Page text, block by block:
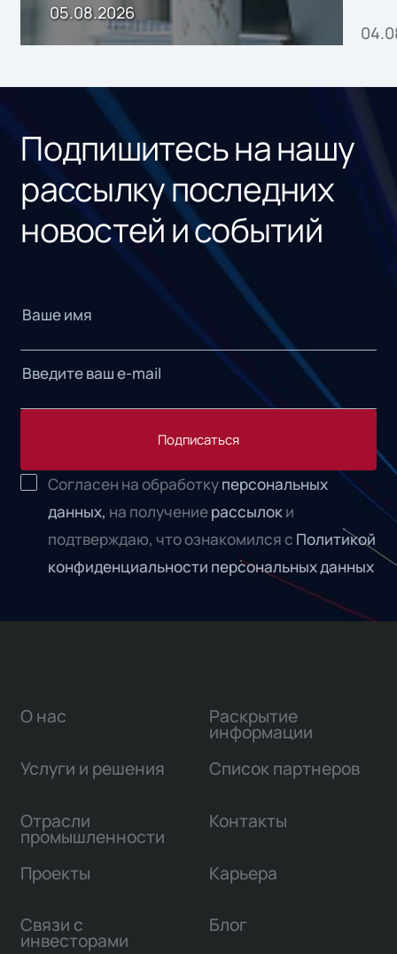
05.08.2026
Подпишитесь на нашу
рассылку последних
новостей и событий
Подписаться
Согласен на обработкуперсональных
данных, на получениерассылоки
подтверждаю, что ознакомился с Политикой
конфиденциальности персональных данных
О нас
Услуги и решения
Отрасли
промышленности
Проекты
Связи с
инвесторами
Раскрытие
информации
Список партнеров
Контакты
Карьера
Блог